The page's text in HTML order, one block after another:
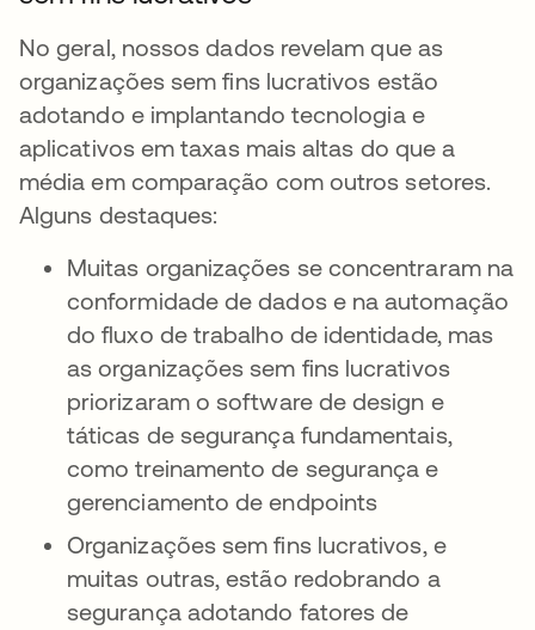
No geral, nossos dados revelam que as
organizações sem fins lucrativos estão
adotando e implantando tecnologia e
aplicativos em taxas mais altas do que a
média em comparação com outros setores.
Alguns destaques:
Muitas organizações se concentraram na
conformidade de dados e na automação
do fluxo de trabalho de identidade, mas
as organizações sem fins lucrativos
priorizaram o software de design e
táticas de segurança fundamentais,
como treinamento de segurança e
gerenciamento de endpoints
Organizações sem fins lucrativos, e
muitas outras, estão redobrando a
segurança adotando fatores de